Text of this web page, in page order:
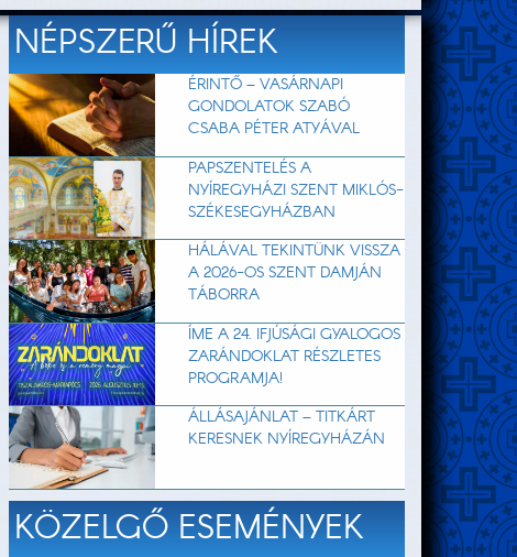
NÉPSZERŰ HÍREK
ÉRINTŐ – VASÁRNAPI
GONDOLATOK SZABÓ
CSABA PÉTER ATYÁVAL
PAPSZENTELÉS A
NYÍREGYHÁZI SZENT MIKLÓS-
SZÉKESEGYHÁZBAN
HÁLÁVAL TEKINTÜNK VISSZA
A 2026-OS SZENT DAMJÁN
TÁBORRA
ÍME A 24. IFJÚSÁGI GYALOGOS
ZARÁNDOKLAT RÉSZLETES
PROGRAMJA!
ÁLLÁSAJÁNLAT – TITKÁRT
KERESNEK NYÍREGYHÁZÁN
KÖZELGŐ ESEMÉNYEK